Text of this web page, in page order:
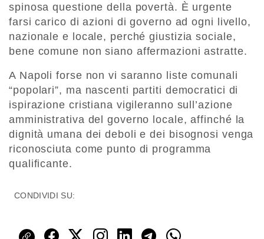
spinosa questione della povertà. È urgente
farsi carico di azioni di governo ad ogni livello,
nazionale e locale, perché giustizia sociale,
bene comune non siano affermazioni astratte.
A Napoli forse non vi saranno liste comunali
“popolari”, ma nascenti partiti democratici di
ispirazione cristiana vigileranno sull’azione
amministrativa del governo locale, affinché la
dignità umana dei deboli e dei bisognosi venga
riconosciuta come punto di programma
qualificante.
CONDIVIDI SU: